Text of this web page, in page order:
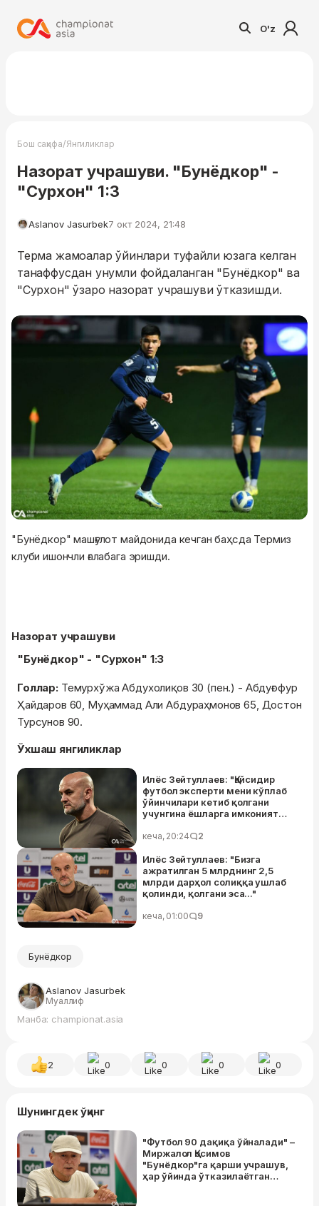
O'z
Бош саҳифа/Янгиликлар
Назорат учрашуви. "Бунёдкор" -
"Сурхон" 1:3
Aslanov Jasurbek7 окт 2024, 21:48
Терма жамоалар ўйинлари туфайли юзага келган
танаффусдан унумли фойдаланган "Бунёдкор" ва
"Сурхон" ўзаро назорат учрашуви ўтказишди.
"Бунёдкор" машғулот майдонида кечган баҳсда Термиз
клуби ишончли ғалабага эришди.
Назорат учрашуви
"Бунёдкор" - "Сурхон" 1:3
Голлар: Темурхўжа Абдухолиқов 30 (пен.) - Абдуғофур
Ҳайдаров 60, Муҳаммад Али Абдураҳмонов 65, Достон
Турсунов 90.
Ўхшаш янгиликлар
Илёс Зейтуллаев: "Қайсидир
футбол эксперти мени кўплаб
ўйинчилари кетиб қолгани
учунгина ёшларга имконият
кеча, 20:24 2
Илёс Зейтуллаев: "Бизга
ажратилган 5 млрднинг 2,5
млрди дарҳол солиққа ушлаб
қолинди, қолгани эса..."
кеча, 01:00 9
Бунёдкор
Aslanov Jasurbek
Муаллиф
Манба: championat.asia
2 0 0 0 0
Шунингдек ўқинг
"Футбол 90 дақиқа ўйналади" –
Миржалол Қосимов
"Бунёдкор"га қарши учрашув,
ҳар ўйинда ўтказилаётган